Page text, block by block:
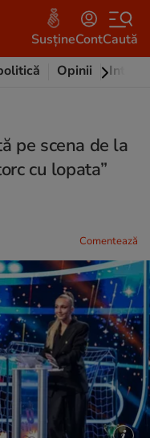
SusțineContCaută
Opinii
pe scena de la
cu lopata”
Comentează